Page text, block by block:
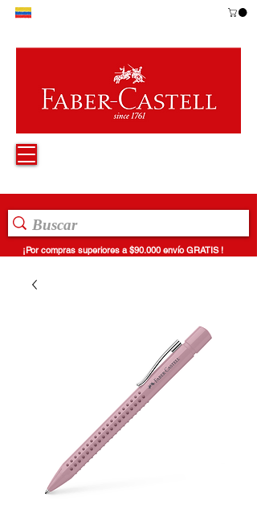
¡Por compras superiores a $90.000 envío GRATIS !